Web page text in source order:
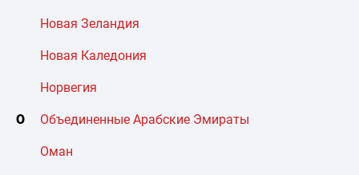
Новая Зеландия
Новая Каледония
Норвегия
О Объединенные Арабские Эмираты
Оман